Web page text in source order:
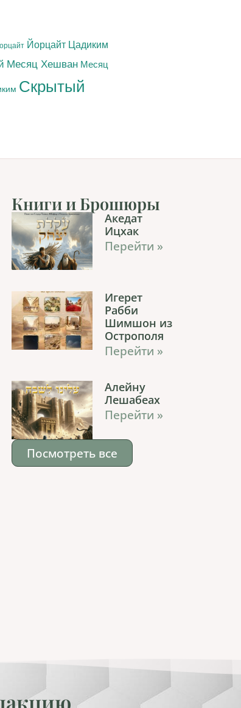
Йорцайт Цадиким
Месяц Хешван Месяц
Скрытый
Книги и Брошюры
Акедат
Ицхак
Перейти »
Игерет
Рабби
Шимшон из
Острополя
Перейти »
Алейну
Лешабеах
Перейти »
Посмотреть все